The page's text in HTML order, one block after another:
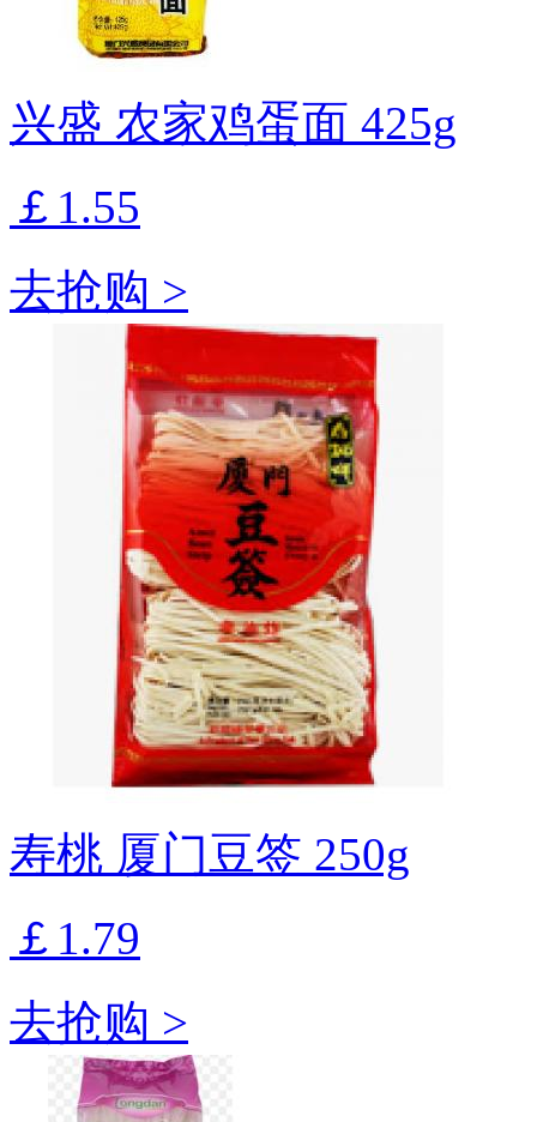
兴盛 农家鸡蛋面 425g
￡1.55
去抢购 >
寿桃 厦门豆签 250g
￡1.79
去抢购 >